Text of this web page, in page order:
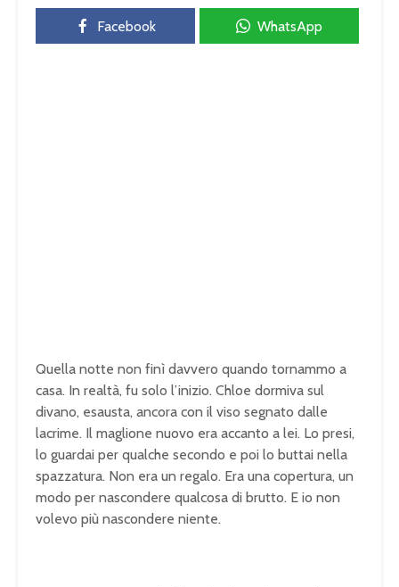
Facebook WhatsApp
Quella notte non finì davvero quando tornammo a
casa. In realtà, fu solo l’inizio. Chloe dormiva sul
divano, esausta, ancora con il viso segnato dalle
lacrime. Il maglione nuovo era accanto a lei. Lo presi,
lo guardai per qualche secondo e poi lo buttai nella
spazzatura. Non era un regalo. Era una copertura, un
modo per nascondere qualcosa di brutto. E io non
volevo più nascondere niente.